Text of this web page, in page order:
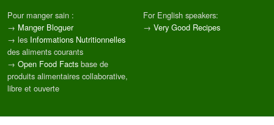
Pour manger sain :
→ Manger Bloguer
→ les Informations Nutritionnelles
des aliments courants
→ Open Food Facts base de
produits alimentaires collaborative,
libre et ouverte
For English speakers:
→ Very Good Recipes